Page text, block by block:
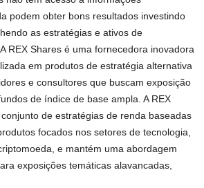
podem obter bons resultados investindo
as estratégias e ativos de
REX Shares é uma fornecedora inovadora
em produtos de estratégia alternativa
e consultores que buscam exposição
de índice de base ampla. A REX
de estratégias de renda baseadas
focados nos setores de tecnologia,
e mantém uma abordagem
exposições temáticas alavancadas,